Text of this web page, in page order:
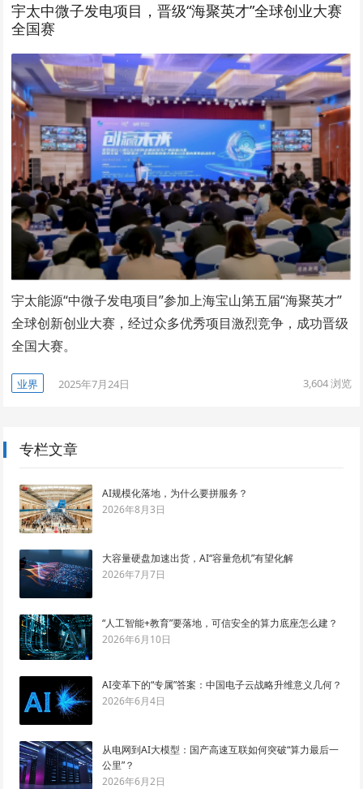
宇太中微子发电项目，晋级“海聚英才”全球创业大赛
全国赛
宇太能源“中微子发电项目”参加上海宝山第五届“海聚英才”
全球创新创业大赛，经过众多优秀项目激烈竞争，成功晋级
全国大赛。
业界 2025年7月24日 3,604浏览
专栏文章
AI规模化落地，为什么要拼服务？
2026年8月3日
大容量硬盘加速出货，AI“容量危机”有望化解
2026年7月7日
“人工智能+教育”要落地，可信安全的算力底座怎么建？
2026年6月10日
AI变革下的“专属”答案：中国电子云战略升维意义几何？
2026年6月4日
从电网到AI大模型：国产高速互联如何突破“算力最后一
公里”？
2026年6月2日